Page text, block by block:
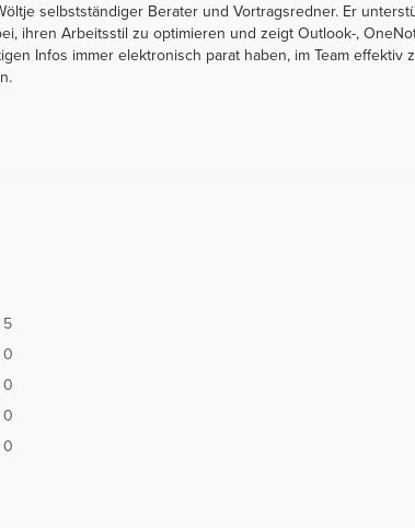
selbstständiger Berater und Vortragsredner. Er
ihren Arbeitsstil zu optimieren und zeigt Outlook-,
Infos immer elektronisch parat haben, im Team
5
0
0
0
0